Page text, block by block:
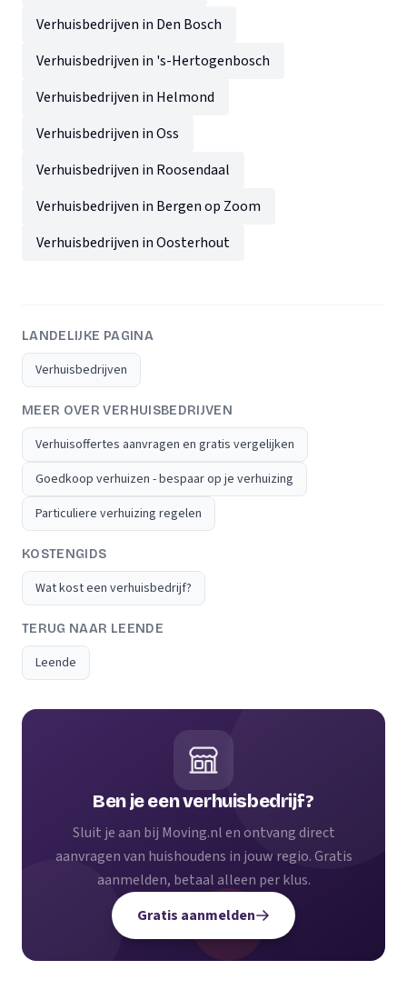
Verhuisbedrijven in Den Bosch
Verhuisbedrijven in 's-Hertogenbosch
Verhuisbedrijven in Helmond
Verhuisbedrijven in Oss
Verhuisbedrijven in Roosendaal
Verhuisbedrijven in Bergen op Zoom
Verhuisbedrijven in Oosterhout
LANDELIJKE PAGINA
Verhuisbedrijven
MEER OVER VERHUISBEDRIJVEN
Verhuisoffertes aanvragen en gratis vergelijken
Goedkoop verhuizen - bespaar op je verhuizing
Particuliere verhuizing regelen
KOSTENGIDS
Wat kost een verhuisbedrijf?
TERUG NAAR LEENDE
Leende
Ben je een verhuisbedrijf?
Sluit je aan bij Moving.nl en ontvang direct
aanvragen van huishoudens in jouw regio. Gratis
aanmelden, betaal alleen per klus.
Gratis aanmelden